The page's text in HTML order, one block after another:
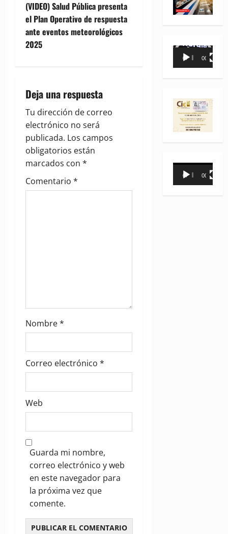
t
n
a
i
g
a
t
i
(VIDEO) Salud Pública presenta
el Plan Operativo de respuesta
ante eventos meteorológicos
2025
Deja una respuesta
Tu dirección de correo
electrónico no será
publicada. Los campos
obligatorios están
marcados con *
Comentario *
Nombre*
Correo electrónico *
Web
Guarda mi nombre,
correo electrónico y web
en este navegador para
la próxima vez que
comente.
Reproductor
00:00 00:35
Reproductor
00:00 00:31